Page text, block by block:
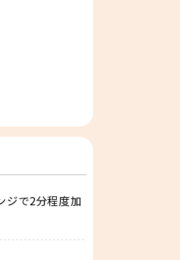
ジで2分程度加